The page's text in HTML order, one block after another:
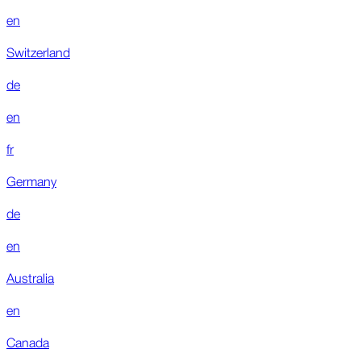
en
Switzerland
de
en
fr
Germany
de
en
Australia
en
Canada